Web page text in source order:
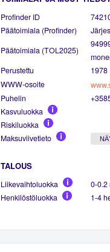
Profinder ID
Päätoimiala (Profinder)
Päätoimiala (TOL2025)
Perustettu
1978
WWW-osoite
Puhelin
Kasvuluokka
Riskiluokka
Maksuviivetieto
TALOUS
Liikevaihtoluokka
0-0.2
Henkilöstöluokka
1-4